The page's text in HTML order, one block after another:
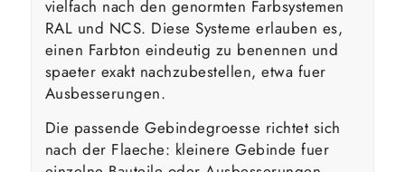
vielfach nach den genormten Farbsystemen
RAL und NCS. Diese Systeme erlauben es,
einen Farbton eindeutig zu benennen und
spaeter exakt nachzubestellen, etwa fuer
Ausbesserungen.
Die passende Gebindegroesse richtet sich
nach der Flaeche: kleinere Gebinde fuer